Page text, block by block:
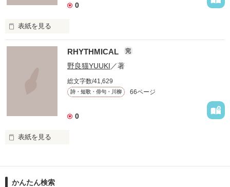
たしかなものは
いつか辿り着けるまで
0
表紙を見る
知らずに歩いてきた
道は、遠く
RHYTHMICAL 完
野良猫YUUKI ／著
総文字数/41,629
詩・短歌・俳句・川柳 66ページ
0
表紙を見る
かんたん検索